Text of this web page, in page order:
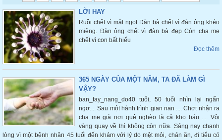
LỜI HAY
Ruồi chết vì mật ngọt Đàn bà chết vì đàn ông khéo
miệng. Đàn ông chết vì đàn bà đẹp Còn cha mẹ
chết vì con bất hiếu
Đọc thêm
365 NGÀY CỦA MỘT NĂM, TA ĐÃ LÀM GÌ
VẬY?
ban_tay_nang_do40 tuổi, 50 tuổi nhìn lại ngẩn
ngơ.... Sau một hành trình gian nan .... Chợt nhận ra
cha mẹ già nơi quê nghèo là cả kho báu .... Vội
vàng quay về thì không còn nữa. Sáng nay chạnh
lòng vì một bệnh nhân 45 tuổi đến khám với lý do mệt mỏi, chán ăn, đi tiểu có